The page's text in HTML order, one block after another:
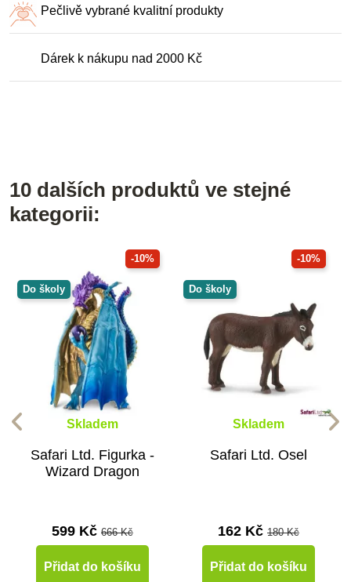
Pečlivě vybrané kvalitní produkty
Dárek k nákupu nad 2000 Kč
10 dalších produktů ve stejné
kategorii:
-10%
Do školy
Skladem
Safari Ltd. Figurka -
Wizard Dragon
599 Kč 666 Kč
Přidat do košíku
-10%
Do školy
Skladem
Safari Ltd. Osel
162 Kč 180 Kč
Přidat do košíku